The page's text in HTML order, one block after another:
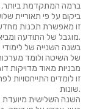
ברמה המתקדמת ביותר,
ביקום על פי תאוריית
זו מאפשרת תכנות
מוגבל של התודעה ומביאה לשינויים מופלאים שלעיתים נראים ניסיים.
בשנה השנייה של
של השיטה ולומד
מבניות מאוד מדויקות
זו לומדים התייחסויות
שונות.
השנה השלישית מיועדת